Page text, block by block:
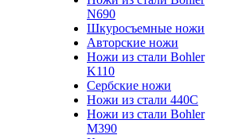
N690
Шкуросъемные ножи
Авторские ножи
Ножи из стали Bohler
K110
Сербские ножи
Ножи из стали 440С
Ножи из стали Bohler
M390